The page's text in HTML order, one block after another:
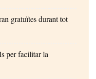
gratuïtes durant tot
per facilitar la